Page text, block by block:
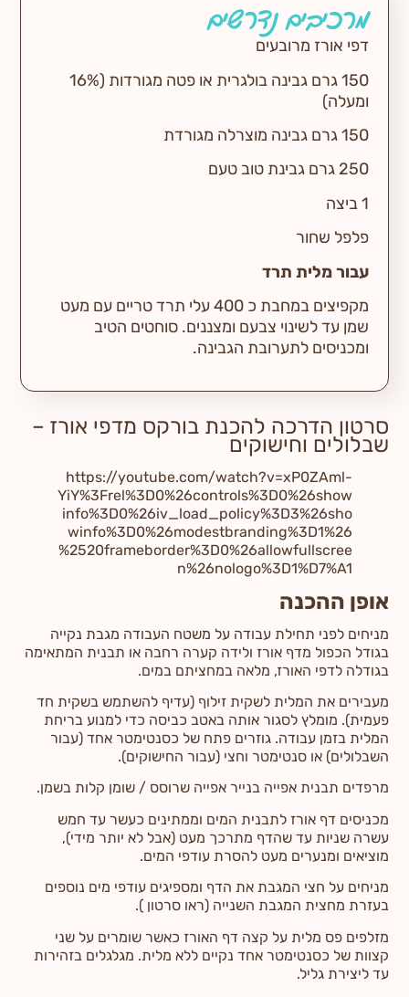
סרטון הדרכה להכנת בורקס מדפי אורז –
שבלולים וחישוקים
https://youtube.com/watch?v=xP0ZAml-
YiY%3Frel%3D0%26controls%3D0%26show
info%3D0%26iv_load_policy%3D3%26sho
winfo%3D0%26modestbranding%3D1%26
%2520frameborder%3D0%26allowfullscree
n%26nologo%3D1%D7%A1
אופן ההכנה
מניחים לפני תחילת עבודה על משטח העבודה מגבת נקייה
בגודל הכפול מדף אורז ולידה קערה רחבה או תבנית המתאימה
בגודלה לדפי האורז, מלאה במחציתם במים.
מעבירים את המלית לשקית זילוף (עדיף להשתמש בשקית חד
פעמית). מומלץ לסגור אותה באטב כביסה כדי למנוע בריחת
המלית בזמן עבודה. גוזרים פתח של כסנטימטר אחד (עבור
השבלולים) או סנטימטר וחצי (עבור החישוקים).
מרפדים תבנית אפייה בנייר אפייה שרוסס / שומן קלות בשמן.
מכניסים דף אורז לתבנית המים וממתינים כעשר עד חמש
עשרה שניות עד שהדף מתרכך מעט (אבל לא יותר מידי),
מוציאים ומנערים מעט להסרת עודפי המים.
מניחים על חצי המגבת את הדף ומספיגים עודפי מים נוספים
בעזרת מחצית המגבת השנייה (ראו סרטון ).
מזלפים פס מלית על קצה דף האורז כאשר שומרים על שני
קצוות של כסנטימטר אחד נקיים ללא מלית. מגלגלים בזהירות
עד ליצירת גליל.
מרכיבים נדרשים
דפי אורז מרובעים
150 גרם גבינה בולגרית או פטה מגורדות (16%
ומעלה)
150 גרם גבינה מוצרלה מגורדת
250 גרם גבינת טוב טעם
1 ביצה
פלפל שחור
עבור מלית תרד
מקפיצים במחבת כ 400 עלי תרד טריים עם מעט
שמן עד לשינוי צבעם ומצננים. סוחטים הטיב
ומכניסים לתערובת הגבינה.